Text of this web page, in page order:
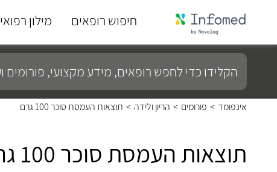
חיפוש רופאים מילון רפואי
סוף
התפריט
הקלידו
כדי
לחפש
רופאים,
מידע
מקצועי,
אינפומד > פורומים > הריון ולידה > תוצאות העמסת סוכר 100 גרם
תוצאות העמסת סוכר 100 גרם